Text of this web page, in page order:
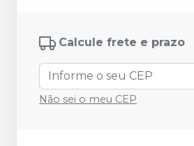
Calcule frete e prazo
Não sei o meu CEP